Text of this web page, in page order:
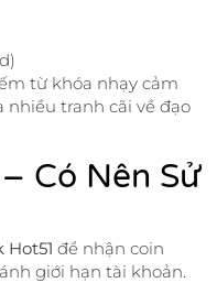
từ khóa nhạy cảm
nhiều tranh cãi về đạo
Có Nên Sử
Hot51 để nhận coin
giới hạn tài khoản.